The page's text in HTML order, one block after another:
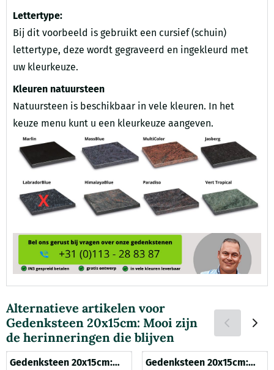
Lettertype:
Bij dit voorbeeld is gebruikt een cursief (schuin)
lettertype, deze wordt gegraveerd en ingekleurd met
uw kleurkeuze.
Kleuren natuursteen
Natuursteen is beschikbaar in vele kleuren. In het
keuze menu kunt u een kleurkeuze aangeven.
Alternatieve artikelen voor
Gedenksteen 20x15cm: Mooi zijn
de herinneringen die blijven
Gedenksteen 20x15cm:
Gedenksteen 20x15cm: